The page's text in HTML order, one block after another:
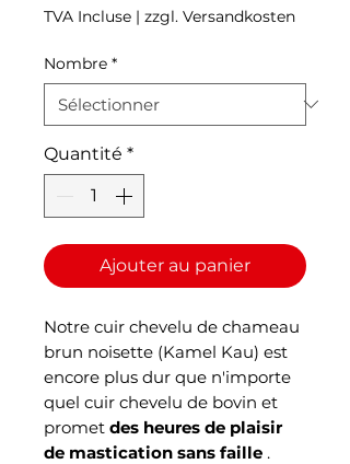
TVA Incluse | zzgl. Versandkosten
Nombre *
Quantité *
Ajouter au panier
Notre cuir chevelu de chameau
brun noisette (Kamel Kau) est
encore plus dur que n'importe
quel cuir chevelu de bovin et
promet des heures de plaisir
de mastication sans faille .